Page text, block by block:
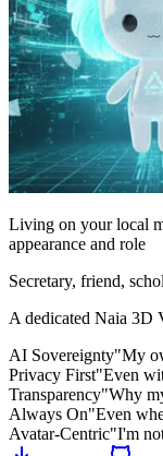
Living on your local
appearance and role
Secretary, friend,
A dedicated Naia 3D
AI Sovereignty"My
Privacy First"Even
Transparency"Why
Always On"Even
Avatar-Centric"I'm